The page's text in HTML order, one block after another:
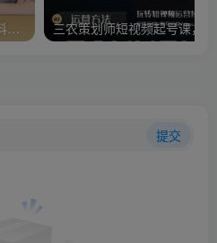
小马哥-Dou+投放实操课，抖加投放，随心推，付费起号逻辑，打破低播放转化
提交